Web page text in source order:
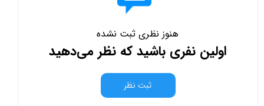
هنوز نظری ثبت نشده
اولین نفری باشید که نظر می‌دهید
ثبت نظر